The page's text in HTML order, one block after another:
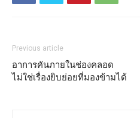
Previous article
อาการคันภายในช่องคลอด
ไม่ใช่เรื่องยิบย่อยที่มองข้ามได้